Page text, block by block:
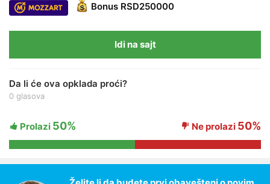
Bonus RSD250000
Idi na sajt
Da li će ova opklada proći?
0 glasova
Prolazi 50% Ne prolazi 50%